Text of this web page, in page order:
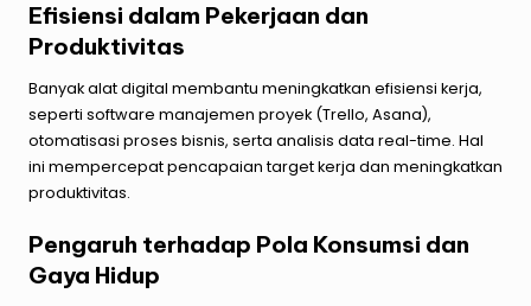
Efisiensi dalam Pekerjaan dan
Produktivitas
Banyak alat digital membantu meningkatkan efisiensi kerja,
seperti software manajemen proyek (Trello, Asana),
otomatisasi proses bisnis, serta analisis data real-time. Hal
ini mempercepat pencapaian target kerja dan meningkatkan
produktivitas.
Pengaruh terhadap Pola Konsumsi dan
Gaya Hidup